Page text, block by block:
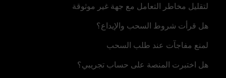
لتقليل مخاطر التعامل مع جهة غير موثوقة
هل قرأت شروط السحب والإيداع؟
لمنع مفاجآت عند طلب السحب
هل اختبرت المنصة على حساب تجريبي؟